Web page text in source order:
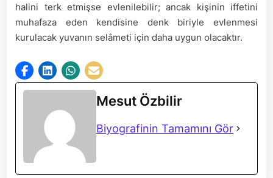
halini terk etmişse evlenilebilir; ancak kişinin iffetini
muhafaza eden kendisine denk biriyle evlenmesi
kurulacak yuvanın selâmeti için daha uygun olacaktır.
Mesut Özbilir
Biyografinin Tamamını Gör